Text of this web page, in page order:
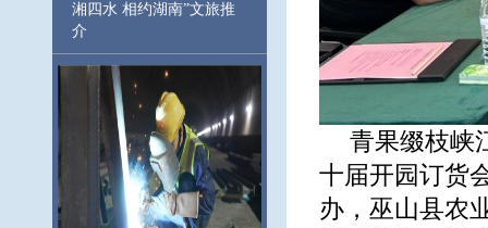
湘四水 相约湖南”文旅推
介
青果缀枝峡
十届开园订货
办，巫山县农